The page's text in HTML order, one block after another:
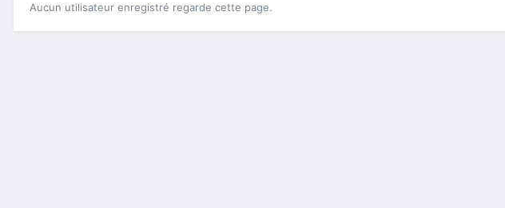
Aucun utilisateur enregistré regarde cette page.